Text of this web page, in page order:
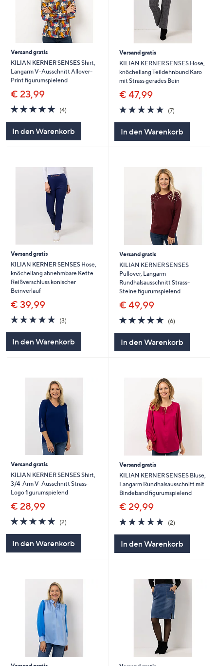
Versand gratis
KILIAN KERNER SENSES Shirt,
Langarm V-Ausschnitt Allover-
Print figurumspielend
€ 23,99
5.0
von
(4)
In den Warenkorb
Versand gratis
KILIAN KERNER SENSES Hose,
knöchellang Teildehnbund Karo
mit Strass gerades Bein
€ 47,99
5.0
von
(7)
In den Warenkorb
Versand gratis
KILIAN KERNER SENSES Hose,
knöchellang abnehmbare Kette
Reißverschluss konischer
Beinverlauf
€ 39,99
5.0
von
(3)
In den Warenkorb
Versand gratis
KILIAN KERNER SENSES
Pullover, Langarm
Rundhalsausschnitt Strass-
Steine figurumspielend
€ 49,99
5.0
von
(6)
In den Warenkorb
Versand gratis
KILIAN KERNER SENSES Shirt,
3/4-Arm V-Ausschnitt Strass-
Logo figurumspielend
€ 28,99
5.0
von
(2)
In den Warenkorb
Versand gratis
KILIAN KERNER SENSES Bluse,
Langarm Rundhalsausschnitt mit
Bindeband figurumspielend
€ 29,99
5.0
von
(2)
In den Warenkorb